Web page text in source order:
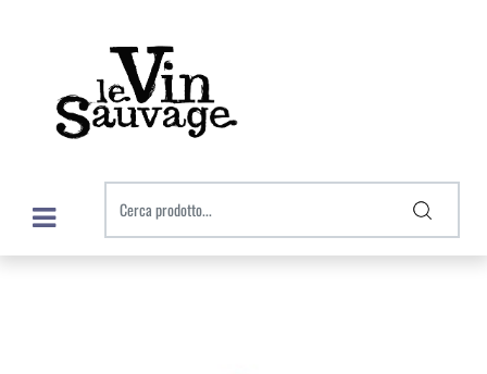
Open menu